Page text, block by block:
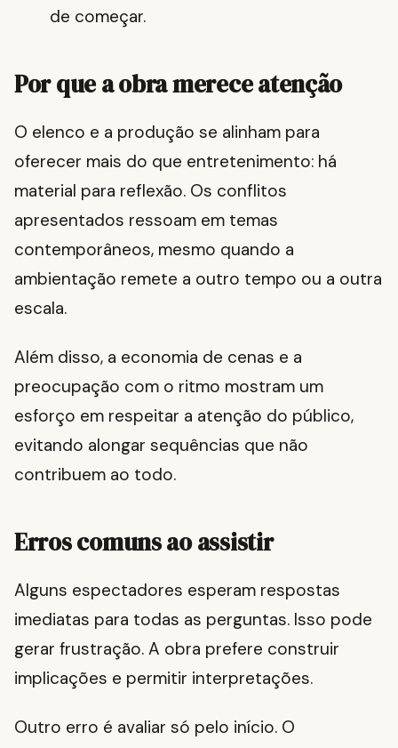
de começar.
Por que a obra merece atenção
O elenco e a produção se alinham para
oferecer mais do que entretenimento: há
material para reflexão. Os conflitos
apresentados ressoam em temas
contemporâneos, mesmo quando a
ambientação remete a outro tempo ou a outra
escala.
Além disso, a economia de cenas e a
preocupação com o ritmo mostram um
esforço em respeitar a atenção do público,
evitando alongar sequências que não
contribuem ao todo.
Erros comuns ao assistir
Alguns espectadores esperam respostas
imediatas para todas as perguntas. Isso pode
gerar frustração. A obra prefere construir
implicações e permitir interpretações.
Outro erro é avaliar só pelo início. O